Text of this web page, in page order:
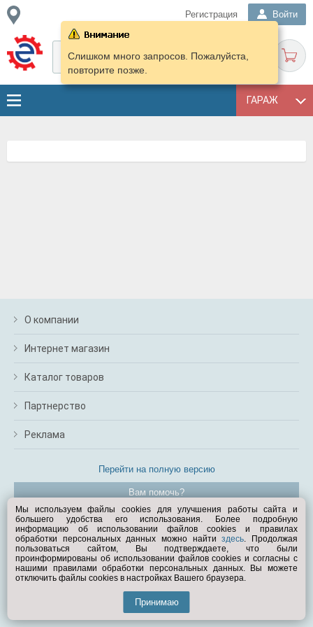
Регистрация Войти
ГАРАЖ
Слишком много запросов. Пожалуйста,
повторите позже.
О компании
Интернет магазин
Каталог товаров
Партнерство
Реклама
Перейти на полную версию
Вам помочь?
© Exist.ru 1998—2026
Мы используем файлы cookies для улучшения работы сайта и
большего удобства его использования. Более подробную
информацию об использовании файлов cookies и правилах
обработки персональных данных можно найтиздесь. Продолжая
пользоваться сайтом, Вы подтверждаете, что были
проинформированы об использовании файлов cookies и согласны с
нашими правилами обработки персональных данных. Вы можете
отключить файлы cookies в настройках Вашего браузера.
Принимаю